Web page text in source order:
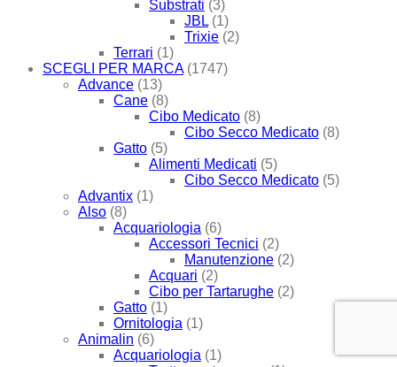
Substrati (3)
JBL (1)
Trixie (2)
Terrari (1)
SCEGLI PER MARCA (1747)
Advance (13)
Cane (8)
Cibo Medicato (8)
Cibo Secco Medicato (8)
Gatto (5)
Alimenti Medicati (5)
Cibo Secco Medicato (5)
Advantix (1)
Also (8)
Acquariologia (6)
Accessori Tecnici (2)
Manutenzione (2)
Acquari (2)
Cibo per Tartarughe (2)
Gatto (1)
Ornitologia (1)
Animalin (6)
Acquariologia (1)